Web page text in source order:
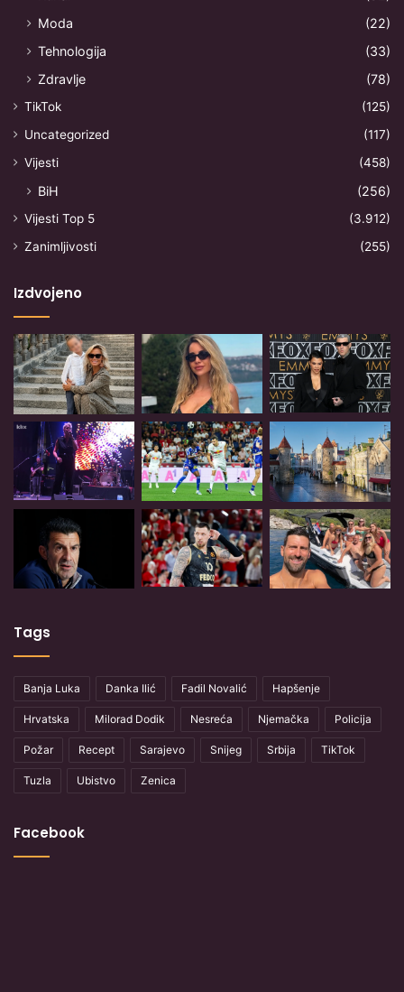
Moda
(22)
Tehnologija
(33)
Zdravlje
(78)
TikTok
(125)
Uncategorized
(117)
Vijesti
(458)
BiH (256)
Vijesti Top 5
(3.912)
Zanimljivosti
(255)
Izdvojeno
Tags
Banja Luka Danka Ilić Fadil Novalić Hapšenje
Hrvatska Milorad Dodik Nesreća Njemačka Policija
Požar Recept Sarajevo Snijeg Srbija TikTok
Tuzla Ubistvo Zenica
Facebook